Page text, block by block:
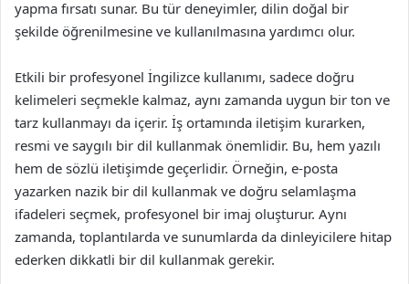
yapma fırsatı sunar. Bu tür deneyimler, dilin doğal bir
şekilde öğrenilmesine ve kullanılmasına yardımcı olur.
Etkili bir profesyonel İngilizce kullanımı, sadece doğru
kelimeleri seçmekle kalmaz, aynı zamanda uygun bir ton ve
tarz kullanmayı da içerir. İş ortamında iletişim kurarken,
resmi ve saygılı bir dil kullanmak önemlidir. Bu, hem yazılı
hem de sözlü iletişimde geçerlidir. Örneğin, e-posta
yazarken nazik bir dil kullanmak ve doğru selamlaşma
ifadeleri seçmek, profesyonel bir imaj oluşturur. Aynı
zamanda, toplantılarda ve sunumlarda da dinleyicilere hitap
ederken dikkatli bir dil kullanmak gerekir.